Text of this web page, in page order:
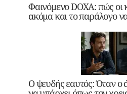
Φαινόμενο DOXA: πώς οι
ακόμα και το παράλογο
Ο ψευδής εαυτός: Όταν ο